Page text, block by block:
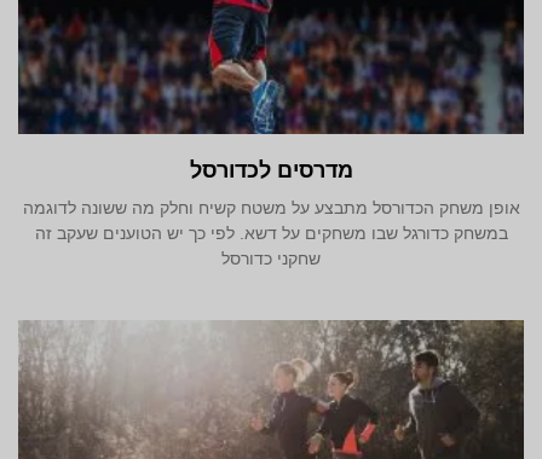
מדרסים לכדורסל
אופן משחק הכדורסל מתבצע על משטח קשיח וחלק מה ששונה לדוגמה
במשחק כדורגל שבו משחקים על דשא. לפי כך יש הטוענים שעקב זה
שחקני כדורסל